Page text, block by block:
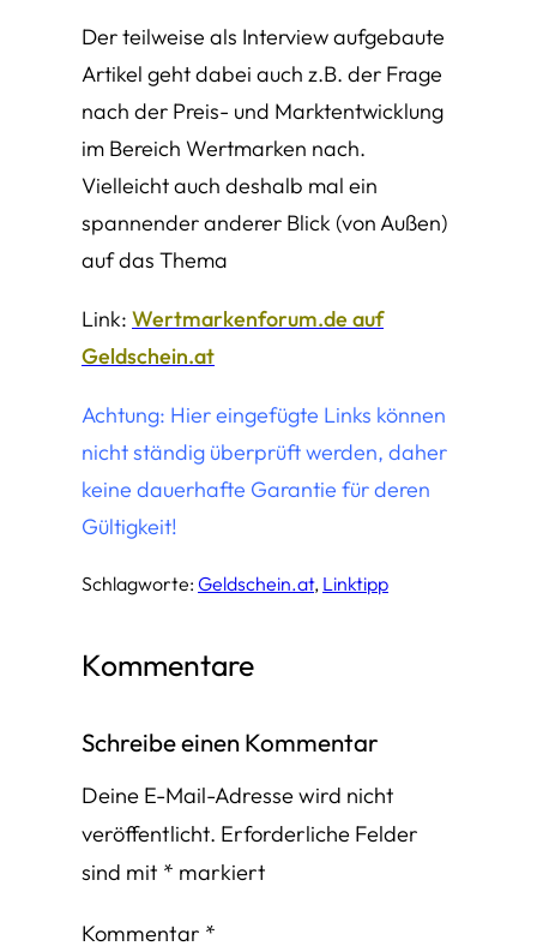
Der teilweise als Interview aufgebaute
Artikel geht dabei auch z.B. der Frage
nach der Preis- und Marktentwicklung
im Bereich Wertmarken nach.
Vielleicht auch deshalb mal ein
spannender anderer Blick (von Außen)
auf das Thema
Link: Wertmarkenforum.de auf
Geldschein.at
Achtung: Hier eingefügte Links können
nicht ständig überprüft werden, daher
keine dauerhafte Garantie für deren
Gültigkeit!
Schlagworte: Geldschein.at, Linktipp
Kommentare
Schreibe einen Kommentar
Deine E-Mail-Adresse wird nicht
veröffentlicht. Erforderliche Felder
sind mit * markiert
Kommentar *